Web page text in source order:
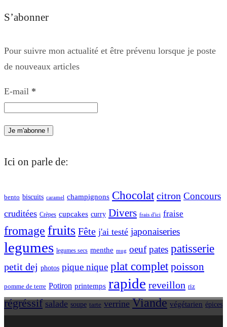
S’abonner
Pour suivre mon actualité et être prévenu lorsque je poste
de nouveaux articles
E-mail *
Ici on parle de:
bento biscuits caramel champignons Chocolat citron Concours
cruditées Crèpes cupcakes curry Divers frais d'ici fraise
fromage fruits Fête j'ai testé japonaiseries
legumes legumes secs menthe mug oeuf pates patisserie
petit dej photos pique nique plat complet poisson
pomme de terre Potiron printemps rapide reveillon riz
régréssif salade soupe tarte verrine Viande végétarien épices